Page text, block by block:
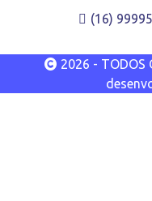
(16)
2026 - TODOS